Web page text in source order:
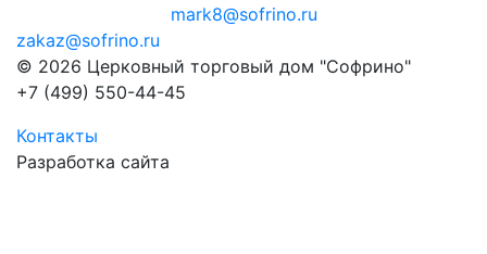
mark8@sofrino.ru
zakaz@sofrino.ru
© 2026 Церковный торговый дом "Софрино"
+7 (499) 550-44-45
Контакты
Разработка сайта